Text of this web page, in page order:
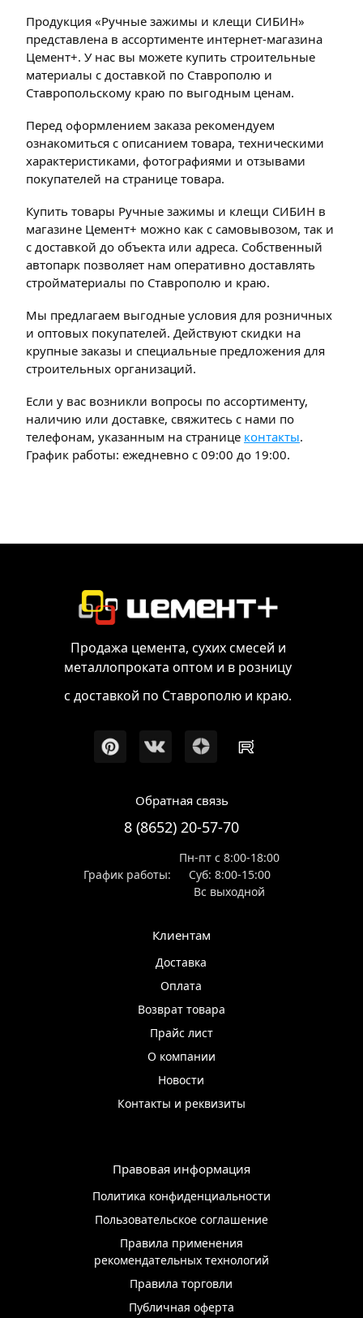
Продукция «Ручные зажимы и клещи СИБИН»
представлена в ассортименте интернет-магазина
Цемент+. У нас вы можете купить строительные
материалы с доставкой по Ставрополю и
Ставропольскому краю по выгодным ценам.
Перед оформлением заказа рекомендуем
ознакомиться с описанием товара, техническими
характеристиками, фотографиями и отзывами
покупателей на странице товара.
Купить товары Ручные зажимы и клещи СИБИН в
магазине Цемент+ можно как с самовывозом, так и
с доставкой до объекта или адреса. Собственный
автопарк позволяет нам оперативно доставлять
стройматериалы по Ставрополю и краю.
Мы предлагаем выгодные условия для розничных
и оптовых покупателей. Действуют скидки на
крупные заказы и специальные предложения для
строительных организаций.
Если у вас возникли вопросы по ассортименту,
наличию или доставке, свяжитесь с нами по
телефонам, указанным на странице контакты.
График работы: ежедневно с 09:00 до 19:00.
Продажа цемента, сухих смесей и
металлопроката оптом и в розницу
с доставкой по Ставрополю и краю.
Обратная связь
8 (8652) 20-57-70
График работы:
Пн-пт с 8:00-18:00
Суб: 8:00-15:00
Вс выходной
Клиентам
Доставка
Оплата
Возврат товара
Прайс лист
О компании
Новости
Контакты и реквизиты
Правовая информация
Политика конфиденциальности
Пользовательское соглашение
Правила применения
рекомендательных технологий
Правила торговли
Публичная оферта